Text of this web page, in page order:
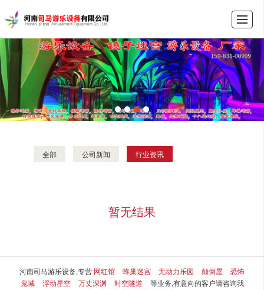
首页 产品展示 新闻动态 图库展示 公司介绍 留言反馈 联系我们 LBS
全部 公司新闻 行业资讯
暂无结果
河南司马游乐设备,专营 网红馆 蜂巢迷宫 无动力乐园 颠倒屋
恐怖
鬼城
浮动星空 万丈深渊 时空隧道
等业务,有意向的客户请咨询我